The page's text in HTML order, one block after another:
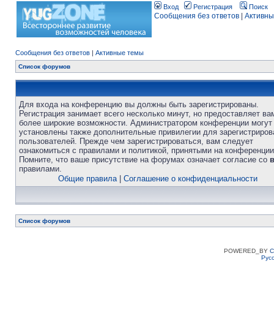
Вход Регистрация Поиск
Сообщения без ответов
Сообщения без ответов | Активные темы
Список форумов
Для входа на конференцию вы должны быть зарегистрированы.
Регистрация занимает всего несколько минут, но предоставляет
более широкие возможности. Администратором конференции
установлены также дополнительные привилегии для
пользователей. Прежде чем зарегистрироваться, вам следует
ознакомиться с правилами и политикой, принятыми на
Помните, что ваше присутствие на форумах означает согласие со
правилами.
Общие правила| Соглашение о конфиденциальности
Список форумов
POWERED_BY